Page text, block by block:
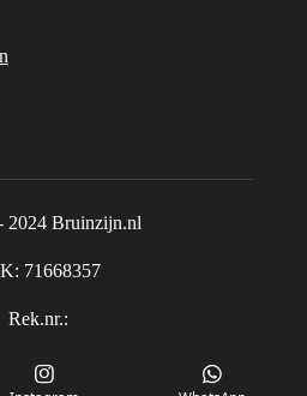
2024 Bruinzijn.nl
71668357
Rek.nr.:
Allura Trend